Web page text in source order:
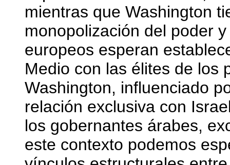
mientras que Washington
monopolización del poder
europeos esperan
Medio con las élites de los
Washington, influenciado
relación exclusiva con
los gobernantes árabes,
este contexto podemos